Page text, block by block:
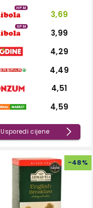
HPM
3,69
SPM
3,99
4,29
4,49
4,51
4,59
Usporedi cijene
-48%